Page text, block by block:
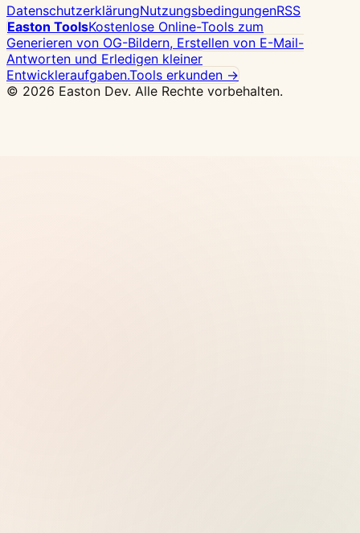
DatenschutzerklärungNutzungsbedingungenRSS
Easton ToolsKostenlose Online-Tools zum
Generieren von OG-Bildern, Erstellen von E-Mail-
Antworten und Erledigen kleiner
Entwickleraufgaben.Tools erkunden →
© 2026 Easton Dev. Alle Rechte vorbehalten.